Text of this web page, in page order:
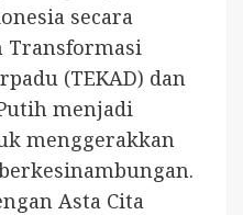
secara
Transformasi
(TEKAD) dan
menjadi
menggerakkan
Asta Cita